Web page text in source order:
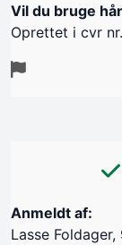
Vil du bruge
Oprettet i cvr
Anmeldt af:
Lasse